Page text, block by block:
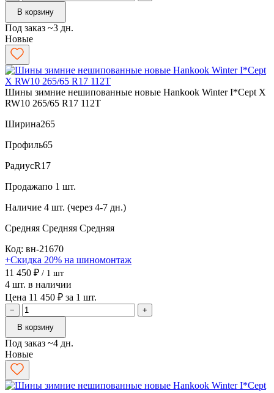
В корзину
Под заказ ~3 дн.
Новые
Шины зимние нешипованные новые Hankook Winter I*Cept X
RW10 265/65 R17 112T
Ширина265
Профиль65
РадиусR17
Продажапо 1 шт.
Наличие 4 шт. (через 4-7 дн.)
Средняя Средняя Средняя
Код: вн-21670
+Скидка 20% на шиномонтаж
11 450 ₽ / 1 шт
4 шт. в наличии
Цена 11 450 ₽ за 1 шт.
−
+
В корзину
Под заказ ~4 дн.
Новые